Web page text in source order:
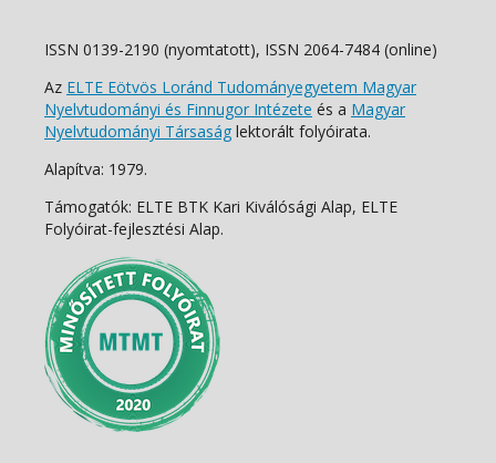
ISSN 0139-2190 (nyomtatott), ISSN 2064-7484 (online)
Az ELTE Eötvös Loránd Tudományegyetem Magyar
Nyelvtudományi és Finnugor Intézete és a Magyar
Nyelvtudományi Társaság lektorált folyóirata.
Alapítva: 1979.
Támogatók: ELTE BTK Kari Kiválósági Alap, ELTE
Folyóirat-fejlesztési Alap.